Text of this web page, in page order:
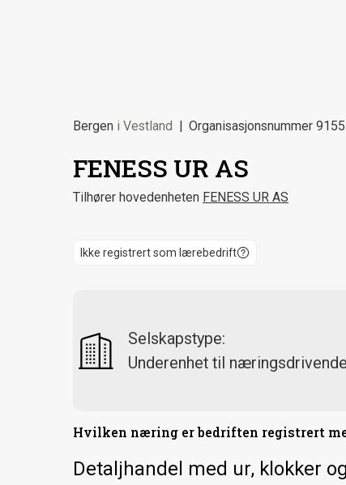
Bergen i Vestland Organisasjonsnummer
FENESS UR AS
Tilhører hovedenheten FENESS UR AS
Ikke registrert som lærebedrift
Selskapstype:
Underenhet til
Hvilken næring er bedriften registrert
Detaljhandel med ur, klokker og